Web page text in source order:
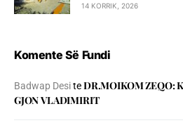
14 KORRIK, 2026
Komente Së Fundi
Badwap DesiteDR.MOIKOM ZEQO:
GJON VLADIMIRIT